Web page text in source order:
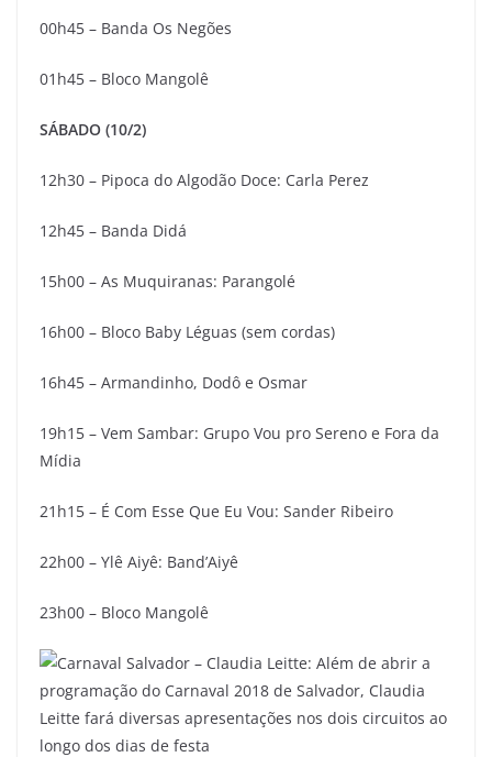
00h45 – Banda Os Negões
01h45 – Bloco Mangolê
SÁBADO (10/2)
12h30 – Pipoca do Algodão Doce: Carla Perez
12h45 – Banda Didá
15h00 – As Muquiranas: Parangolé
16h00 – Bloco Baby Léguas (sem cordas)
16h45 – Armandinho, Dodô e Osmar
19h15 – Vem Sambar: Grupo Vou pro Sereno e Fora da
Mídia
21h15 – É Com Esse Que Eu Vou: Sander Ribeiro
22h00 – Ylê Aiyê: Band’Aiyê
23h00 – Bloco Mangolê